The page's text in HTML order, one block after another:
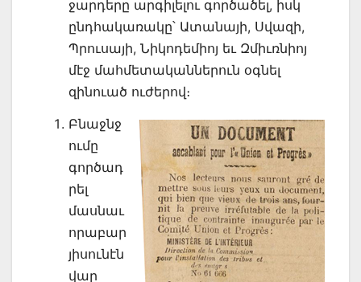
ջարդերը արգիլելու գործածել, իսկ
ընդհակառակը՝ Ատանայի, Սվազի,
Պրուսայի, Նիկոդեմիոյ եւ Զմիւռնիոյ
մէջ մահմետականներուն օգնել
զինուած ուժերով։
Բնաջնջ
ումը
գործադ
րել
մասնաւ
որաբար
յիսունէն
վար